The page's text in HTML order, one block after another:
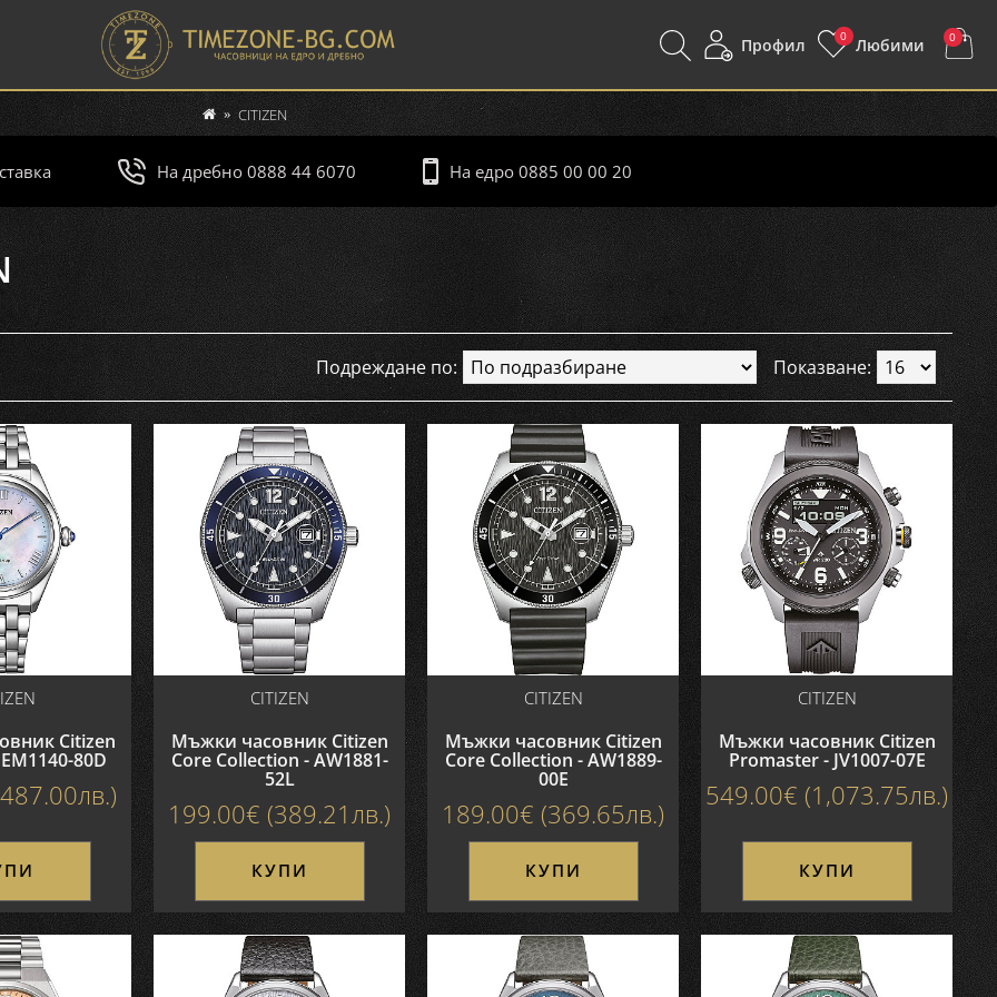
Профил Любими
0 0
CITIZEN
На дребно 0888 44 6070 На едро 0885 00 00 20
Показване:
Подреждане по:
Citizen
80D
CITIZEN
Мъжки часовник Citizen
Core Collection - AW1881-
52L
199.00€ (389.21лв.)
КУПИ
CITIZEN
Мъжки часовник Citizen
Core Collection - AW1889-
00E
189.00€ (369.65лв.)
КУПИ
CITIZEN
Мъжки часовник Citizen
Promaster - JV1007-07E
549.00€ (1,073.75лв.)
КУПИ